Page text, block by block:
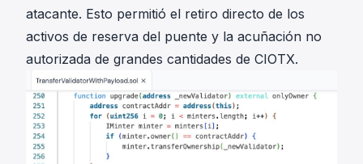
atacante. Esto permitió el retiro directo de los
activos de reserva del puente y la acuñación no
autorizada de grandes cantidades de CIOTX.